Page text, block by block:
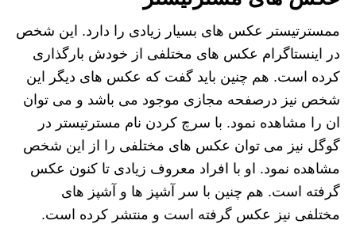
ممسترتیستر عکس های بسیار زیادی را دارد. این شخص
در اینستاگرام عکس های مختلفی از خودش بارگذاری
کرده است. هم چنین باید گفت که عکس های دیگر این
شخص نیز درصفحه مجازی موجود می باشد و می توان
ان را مشاهده نمود. با سرچ کردن نام مسترتیستر در
گوگل نیز می توان عکس های مختلفی را از این شخص
مشاهده نمود. او با افراد معروف زیادی تا کنون عکس
گرفته است. هم چنین با سر آشپز ها و آشپز های
مختلفی نیز عکس گرفته است و منتشر کرده است.